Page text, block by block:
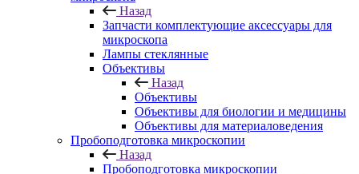
Назад
Запчасти комплектующие аксессуары для
микроскопа
Лампы стеклянные
Объективы
Назад
Объективы
Объективы для биологии и медицины
Объективы для материаловедения
Пробоподготовка микроскопии
Назад
Пробоподготовка микроскопии